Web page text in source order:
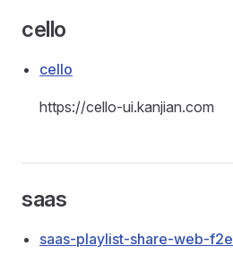
cello
cello
https://cello-ui.kanjian.com
saas
saas-playlist-share-web-f2e